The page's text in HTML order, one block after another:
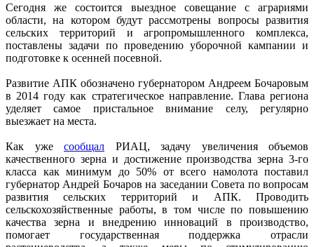
Сегодня же состоится выездное совещание с аграриями
области, на котором будут рассмотрены вопросы развития
сельских территорий и агропромышленного комплекса,
поставлены задачи по проведению уборочной кампании и
подготовке к осенней посевной.
Развитие АПК обозначено губернатором Андреем Бочаровым
в 2014 году как стратегическое направление. Глава региона
уделяет самое пристальное внимание селу, регулярно
выезжает на места.
Как уже сообщал РИАЦ, задачу увеличения объемов
качественного зерна и достижение производства зерна 3-го
класса как минимум до 50% от всего намолота поставил
губернатор Андрей Бочаров на заседании Совета по вопросам
развития сельских территорий и АПК. Проводить
сельскохозяйственные работы, в том числе по повышению
качества зерна и внедрению инноваций в производство,
помогает государственная поддержка отрасли